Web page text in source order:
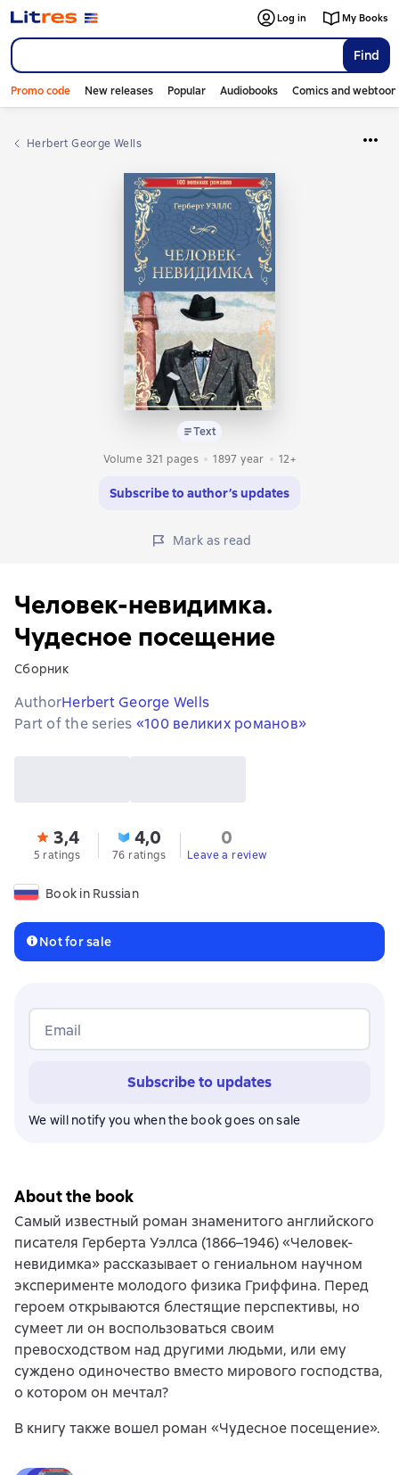
Find
Log in My Books
Promo code New releases Popular Audiobooks Comics and
Herbert George Wells
Text
Volume 321 pages
1897 year 12+
Subscribe to author’s updates
Mark as read
Человек-невидимка.
Чудесное посещение
Сборник
AuthorHerbert George Wells
Part of the series «100 великих романов»
3,4
5 ratings
4,0
76 ratings
0
Leave a review
Book in Russian
Not for sale
Email
Subscribe to updates
We will notify you when the book goes on sale
About the book
Самый известный роман знаменитого английского
писателя Герберта Уэллса (1866–1946) «Человек-
невидимка» рассказывает о гениальном научном
эксперименте молодого физика Гриффина. Перед
героем открываются блестящие перспективы, но
сумеет ли он воспользоваться своим
превосходством над другими людьми, или ему
суждено одиночество вместо мирового господства,
о котором он мечтал?
В книгу также вошел роман «Чудесное посещение».